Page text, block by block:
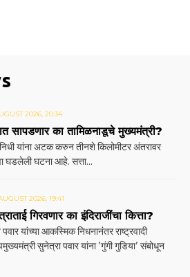
2026, 20:34
सापडणार का तामिळनाडूचे मुख्यमंत्री?
यांना अटक करुन तीनशे किलोमीटर अंतरावर
घडलेली घटना आहे. सत्ता...
2026, 19:41
गिरवणार का इंदिराजींचा कित्ता?
यांच्या आकस्मिक निधनानंतर राष्ट्रवादी
सुनेत्रा पवार यांना 'गुंगी गुडिया' संबोधून